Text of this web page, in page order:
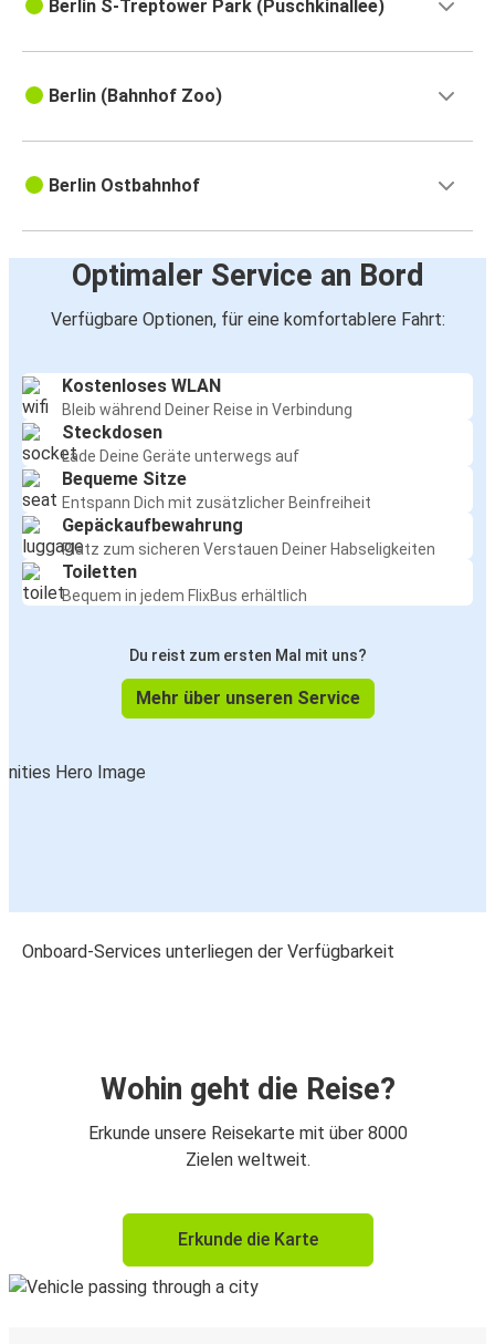
Berlin S-Treptower Park (Puschkinallee)
Berlin (Bahnhof Zoo)
Berlin Ostbahnhof
Optimaler Service an Bord
Verfügbare Optionen, für eine komfortablere Fahrt:
Kostenloses WLAN
Bleib während Deiner Reise in Verbindung
Steckdosen
Lade Deine Geräte unterwegs auf
Bequeme Sitze
Entspann Dich mit zusätzlicher Beinfreiheit
Gepäckaufbewahrung
Platz zum sicheren Verstauen Deiner Habseligkeiten
Toiletten
Bequem in jedem FlixBus erhältlich
Du reist zum ersten Mal mit uns?
Mehr über unseren Service
Onboard-Services unterliegen der Verfügbarkeit
Wohin geht die Reise?
Erkunde unsere Reisekarte mit über 8000
Zielen weltweit.
Erkunde die Karte